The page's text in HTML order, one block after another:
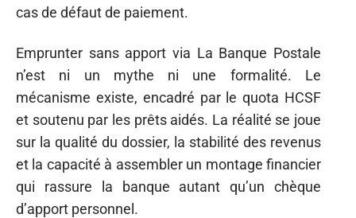
cas de défaut de paiement.
Emprunter sans apport via La Banque Postale
n’est ni un mythe ni une formalité. Le
mécanisme existe, encadré par le quota HCSF
et soutenu par les prêts aidés. La réalité se joue
sur la qualité du dossier, la stabilité des revenus
et la capacité à assembler un montage financier
qui rassure la banque autant qu’un chèque
d’apport personnel.